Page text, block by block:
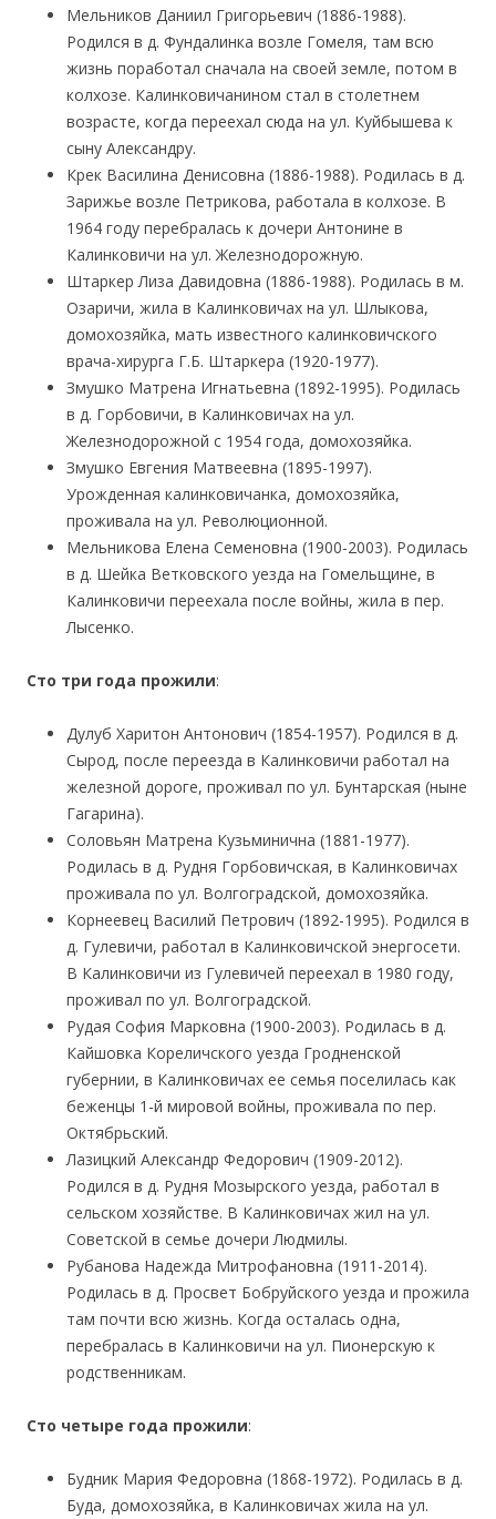
Мельников Даниил Григорьевич (1886-1988).
Родился в д. Фундалинка возле Гомеля, там всю
жизнь поработал сначала на своей земле, потом в
колхозе. Калинковичанином стал в столетнем
возрасте, когда переехал сюда на ул. Куйбышева к
сыну Александру.
Крек Василина Денисовна (1886-1988). Родилась в д.
Зарижье возле Петрикова, работала в колхозе. В
1964 году перебралась к дочери Антонине в
Калинковичи на ул. Железнодорожную.
Штаркер Лиза Давидовна (1886-1988). Родилась в м.
Озаричи, жила в Калинковичах на ул. Шлыкова,
домохозяйка, мать известного калинковичского
врача-хирурга Г.Б. Штаркера (1920-1977).
Змушко Матрена Игнатьевна (1892-1995). Родилась
в д. Горбовичи, в Калинковичах на ул.
Железнодорожной с 1954 года, домохозяйка.
Змушко Евгения Матвеевна (1895-1997).
Урожденная калинковичанка, домохозяйка,
проживала на ул. Революционной.
Мельникова Елена Семеновна (1900-2003). Родилась
в д. Шейка Ветковского уезда на Гомельщине, в
Калинковичи переехала после войны, жила в пер.
Лысенко.
Сто три года прожили:
Дулуб Харитон Антонович (1854-1957). Родился в д.
Сырод, после переезда в Калинковичи работал на
железной дороге, проживал по ул. Бунтарская (ныне
Гагарина).
Соловьян Матрена Кузьминична (1881-1977).
Родилась в д. Рудня Горбовичская, в Калинковичах
проживала по ул. Волгоградской, домохозяйка.
Корнеевец Василий Петрович (1892-1995). Родился в
д. Гулевичи, работал в Калинковичской энергосети.
В Калинковичи из Гулевичей переехал в 1980 году,
проживал по ул. Волгоградской.
Рудая София Марковна (1900-2003). Родилась в д.
Кайшовка Кореличского уезда Гродненской
губернии, в Калинковичах ее семья поселилась как
беженцы 1-й мировой войны, проживала по пер.
Октябрьский.
Лазицкий Александр Федорович (1909-2012).
Родился в д. Рудня Мозырского уезда, работал в
сельском хозяйстве. В Калинковичах жил на ул.
Советской в семье дочери Людмилы.
Рубанова Надежда Митрофановна (1911-2014).
Родилась в д. Просвет Бобруйского уезда и прожила
там почти всю жизнь. Когда осталась одна,
перебралась в Калинковичи на ул. Пионерскую к
родственникам.
Сто четыре года прожили:
Будник Мария Федоровна (1868-1972). Родилась в д.
Буда, домохозяйка, в Калинковичах жила на ул.